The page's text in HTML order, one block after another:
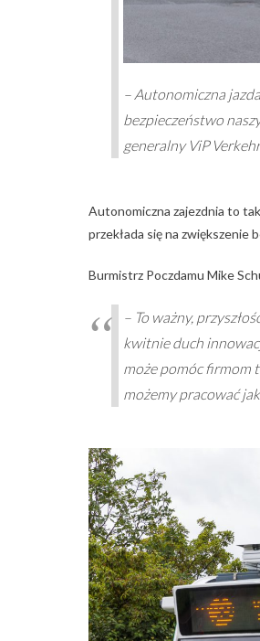
– Autonomiczna
bezpieczeństwo
generalny ViP
Autonomiczna zajezdnia to
przekłada się na
Burmistrz Poczdamu Mike
– To ważny,
kwitnie duch
może pomóc firmom
możemy pracować